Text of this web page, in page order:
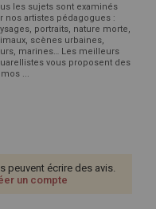
les sujets sont examinés
nos artistes pédagogues :
portraits, nature morte,
scènes urbaines,
marines… Les meilleurs
vous proposent des
...
peuvent écrire des avis.
un compte